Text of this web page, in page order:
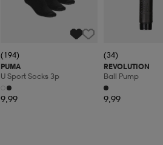
(194)
PUMA
U Sport Socks 3p
9,99
(34)
REVOLUTION
Ball Pump
9,99